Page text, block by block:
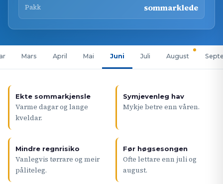
Pakk sommarklede
Mars April Mai Juni Juli August
Ekte sommarkjensle
Varme dagar og lange
kveldar.
Symjevenleg hav
Mykje betre enn våren.
Mindre regnrisiko
Vanlegvis tørrare og meir
påliteleg.
Før høgsesongen
Ofte lettare enn juli og
august.